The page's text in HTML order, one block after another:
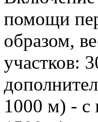
помощи
образом,
участков:
1000 м) - с